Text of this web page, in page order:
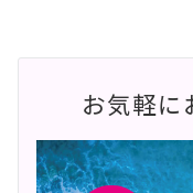
お気軽に